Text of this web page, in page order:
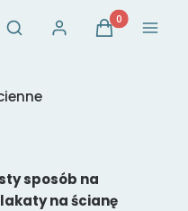
Otwórz wyszukiwarkę
Szukaj Zaloguj sięProdukty w
Koszyk Menu
sposób na
na ścianę